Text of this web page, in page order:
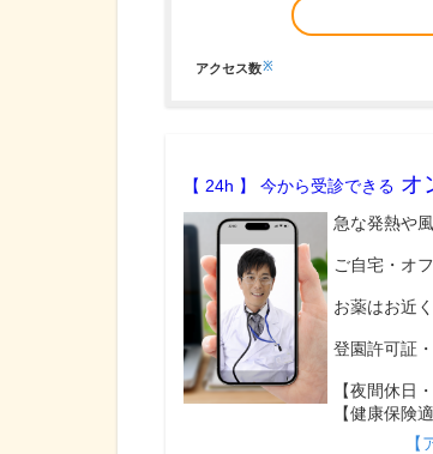
アクセス数※
【 24h 】 今から受診できる オ
急な発熱や
ご自宅・オ
お薬はお近
登園許可証
【夜間休日
【健康保険適